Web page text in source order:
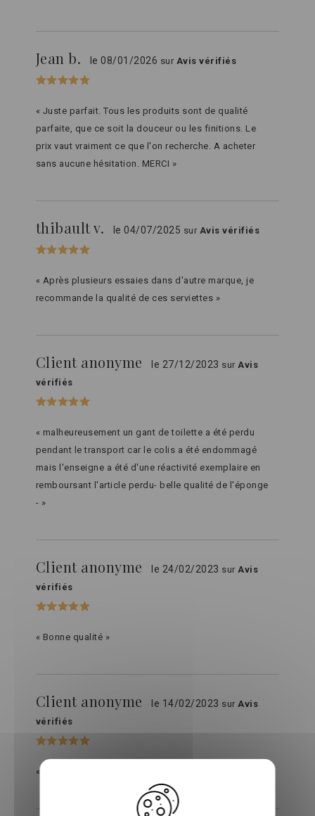
Jean b. le 08/01/2026 sur Avis vérifiés
« Juste parfait. Tous les produits sont de qualité
parfaite, que ce soit la douceur ou les finitions. Le
prix vaut vraiment ce que l'on recherche. A acheter
sans aucune hésitation. MERCI »
thibault v. le 04/07/2025 sur Avis vérifiés
« Après plusieurs essaies dans d'autre marque, je
recommande la qualité de ces serviettes »
Client anonyme le 27/12/2023 surAvis
vérifiés
« malheureusement un gant de toilette a été perdu
pendant le transport car le colis a été endommagé
mais l'enseigne a été d'une réactivité exemplaire en
remboursant l'article perdu- belle qualité de l'éponge
- »
Client anonyme le 24/02/2023 surAvis
vérifiés
« Bonne qualité »
Client anonyme le 14/02/2023 surAvis
vérifiés
« Moelleuse très agréable »